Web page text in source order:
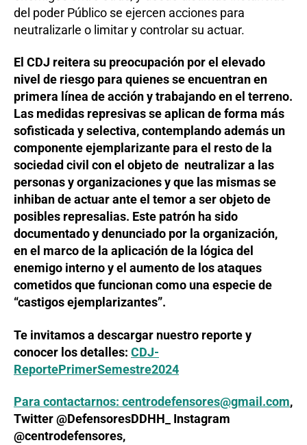
del poder Público se ejercen acciones para
neutralizarle o limitar y controlar su actuar.
El CDJ reitera su preocupación por el elevado
nivel de riesgo para quienes se encuentran en
primera línea de acción y trabajando en el terreno.
Las medidas represivas se aplican de forma más
sofisticada y selectiva, contemplando además un
componente ejemplarizante para el resto de la
sociedad civil con el objeto de neutralizar a las
personas y organizaciones y que las mismas se
inhiban de actuar ante el temor a ser objeto de
posibles represalias. Este patrón ha sido
documentado y denunciado por la organización,
en el marco de la aplicación de la lógica del
enemigo interno y el aumento de los ataques
cometidos que funcionan como una especie de
“castigos ejemplarizantes”.
Te invitamos a descargar nuestro reporte y
conocer los detalles: CDJ-
ReportePrimerSemestre2024
Para contactarnos: centrodefensores@gmail.com,
Twitter @DefensoresDDHH_ Instagram
@centrodefensores,